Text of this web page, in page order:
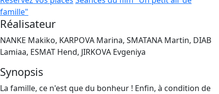
famille"
Réalisateur
NANKE Makiko, KARPOVA Marina, SMATANA Martin, DIAB
Lamiaa, ESMAT Hend, JIRKOVA Evgeniya
Synopsis
La famille, ce n'est que du bonheur ! Enfin, à condition de